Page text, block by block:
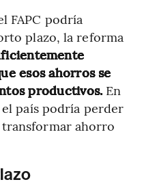
FAPC podría
plazo, la reforma
esos ahorros se
productivos. En
país podría perder
ahorro